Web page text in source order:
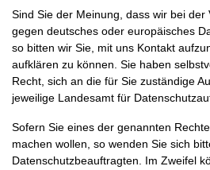
Sind Sie der Meinung, dass wir bei der
gegen deutsches oder europäisches
so bitten wir Sie, mit uns Kontakt
aufklären zu können. Sie haben
Recht, sich an die für Sie zuständige
jeweilige Landesamt für
Sofern Sie eines der genannten
machen wollen, so wenden Sie sich
Datenschutzbeauftragten. Im Zweifel